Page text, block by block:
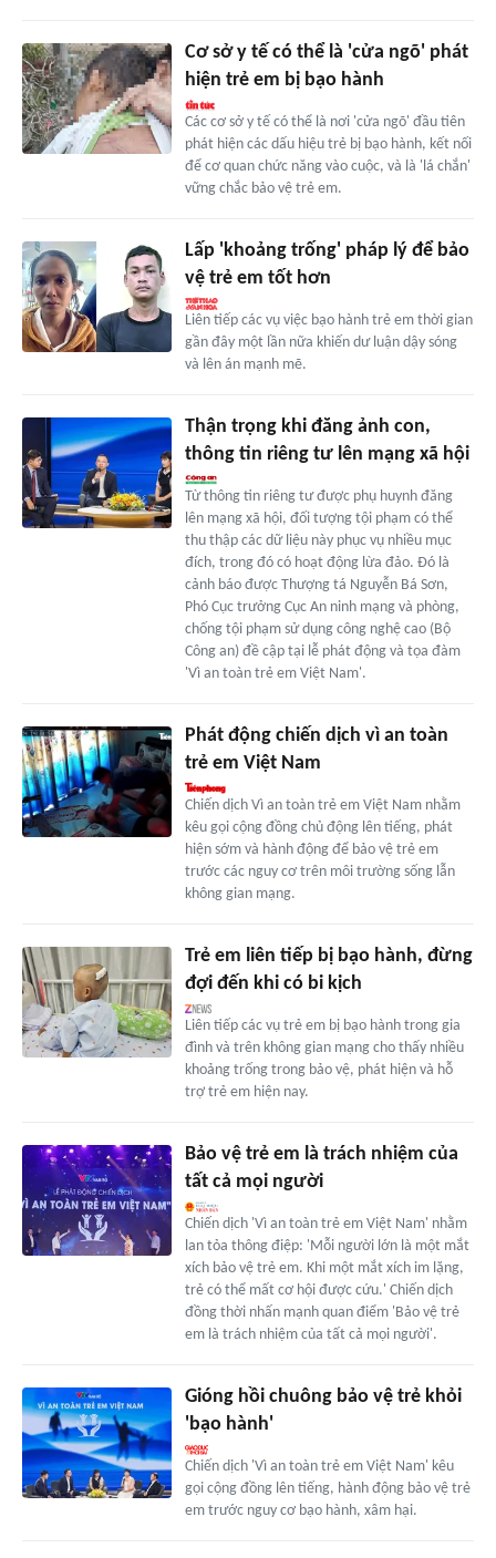
Cơ sở y tế có thể là 'cửa ngõ' phát
hiện trẻ em bị bạo hành
Các cơ sở y tế có thể là nơi 'cửa ngõ' đầu tiên
phát hiện các dấu hiệu trẻ bị bạo hành, kết nối
để cơ quan chức năng vào cuộc, và là 'lá chắn'
vững chắc bảo vệ trẻ em.
Lấp 'khoảng trống' pháp lý để bảo
vệ trẻ em tốt hơn
Liên tiếp các vụ việc bạo hành trẻ em thời gian
gần đây một lần nữa khiến dư luận dậy sóng
và lên án mạnh mẽ.
Thận trọng khi đăng ảnh con,
thông tin riêng tư lên mạng xã hội
Từ thông tin riêng tư được phụ huynh đăng
lên mạng xã hội, đối tượng tội phạm có thể
thu thập các dữ liệu này phục vụ nhiều mục
đích, trong đó có hoạt động lừa đảo. Đó là
cảnh báo được Thượng tá Nguyễn Bá Sơn,
Phó Cục trưởng Cục An ninh mạng và phòng,
chống tội phạm sử dụng công nghệ cao (Bộ
Công an) đề cập tại lễ phát động và tọa đàm
'Vì an toàn trẻ em Việt Nam'.
Phát động chiến dịch vì an toàn
trẻ em Việt Nam
Chiến dịch Vì an toàn trẻ em Việt Nam nhằm
kêu gọi cộng đồng chủ động lên tiếng, phát
hiện sớm và hành động để bảo vệ trẻ em
trước các nguy cơ trên môi trường sống lẫn
không gian mạng.
Trẻ em liên tiếp bị bạo hành, đừng
đợi đến khi có bi kịch
Liên tiếp các vụ trẻ em bị bạo hành trong gia
đình và trên không gian mạng cho thấy nhiều
khoảng trống trong bảo vệ, phát hiện và hỗ
trợ trẻ em hiện nay.
Bảo vệ trẻ em là trách nhiệm của
tất cả mọi người
Chiến dịch 'Vì an toàn trẻ em Việt Nam' nhằm
lan tỏa thông điệp: 'Mỗi người lớn là một mắt
xích bảo vệ trẻ em. Khi một mắt xích im lặng,
trẻ có thể mất cơ hội được cứu.' Chiến dịch
đồng thời nhấn mạnh quan điểm 'Bảo vệ trẻ
em là trách nhiệm của tất cả mọi người'.
Gióng hồi chuông bảo vệ trẻ khỏi
'bạo hành'
Chiến dịch 'Vì an toàn trẻ em Việt Nam' kêu
gọi cộng đồng lên tiếng, hành động bảo vệ trẻ
em trước nguy cơ bạo hành, xâm hại.